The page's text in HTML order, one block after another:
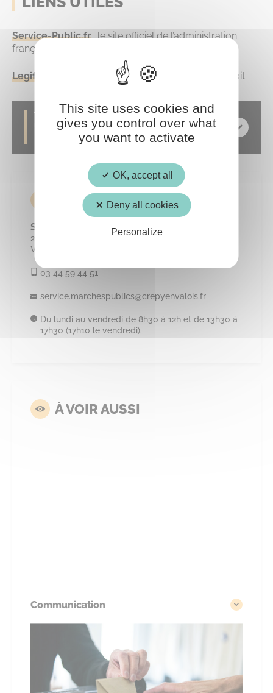
Service-Public.fr: le site officiel de l’administration
française
Legifrance : le service public de la diffusion du droit
TERMES LES PLUS COURAMMENT
UTILISÉS DANS LE CADRE DES MARCHÉS
CONTACT
Service Marchés publics
2, avenue du Général Leclerc 60800 Crépy-en-
Valois
03 44 59 44 51
service.marchespublics@crepyenvalois.fr
Du lundi au vendredi de 8h30 à 12h et de 13h30 à
17h30 (17h10 le vendredi).
À VOIR AUSSI
Communication
This site uses cookies and
gives you control over what
you want to activate
OK, accept all
Deny all cookies
Personalize